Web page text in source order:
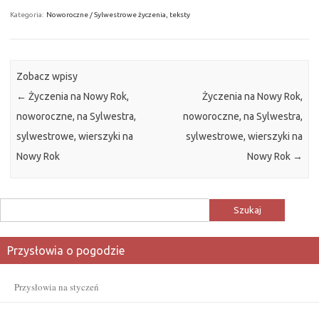
Kategoria: Noworoczne / Sylwestrowe życzenia, teksty
Zobacz wpisy
← Życzenia na Nowy Rok,
noworoczne, na Sylwestra,
sylwestrowe, wierszyki na
Nowy Rok
Życzenia na Nowy Rok,
noworoczne, na Sylwestra,
sylwestrowe, wierszyki na
Nowy Rok →
Przysłowia o pogodzie
Przysłowia na styczeń